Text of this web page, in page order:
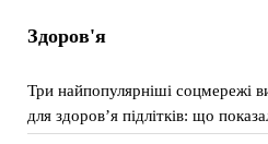
Здоров'я
Три найпопулярніші соцмережі
для здоров’я підлітків: що